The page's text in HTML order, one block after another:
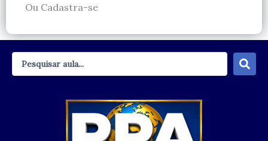
Ou Cadastra-se
Pesquisar